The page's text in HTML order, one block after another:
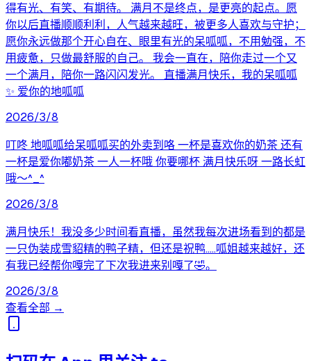
得有光、有笑、有期待。 满月不是终点，是更亮的起点。愿
你以后直播顺顺利利，人气越来越旺，被更多人喜欢与守护；
愿你永远做那个开心自在、眼里有光的呆呱呱，不用勉强，不
用疲惫，只做最舒服的自己。 我会一直在，陪你走过一个又
一个满月，陪你一路闪闪发光。 直播满月快乐，我的呆呱呱
✨ 爱你的地呱呱
2026/3/8
叮咚 地呱呱给呆呱呱买的外卖到咯 一杯是喜欢你的奶茶 还有
一杯是爱你嘟奶茶 一人一杯哦 你要哪杯 满月快乐呀 一路长虹
哦～^_^
2026/3/8
满月快乐！我没多少时间看直播，虽然我每次进场看到的都是
一只伪装成雪貂精的鸭子精，但还是祝鸭…..呱姐越来越好，还
有我已经帮你嘎完了下次我进来别嘎了🤣。
2026/3/8
查看全部 →